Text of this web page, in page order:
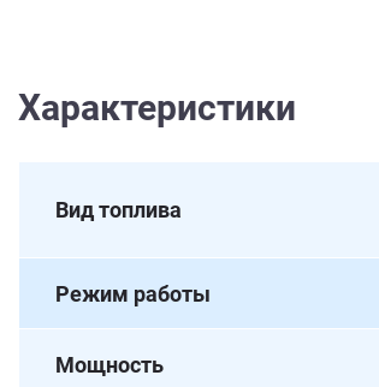
Характеристики
Вид топлива
Режим работы
Мощность